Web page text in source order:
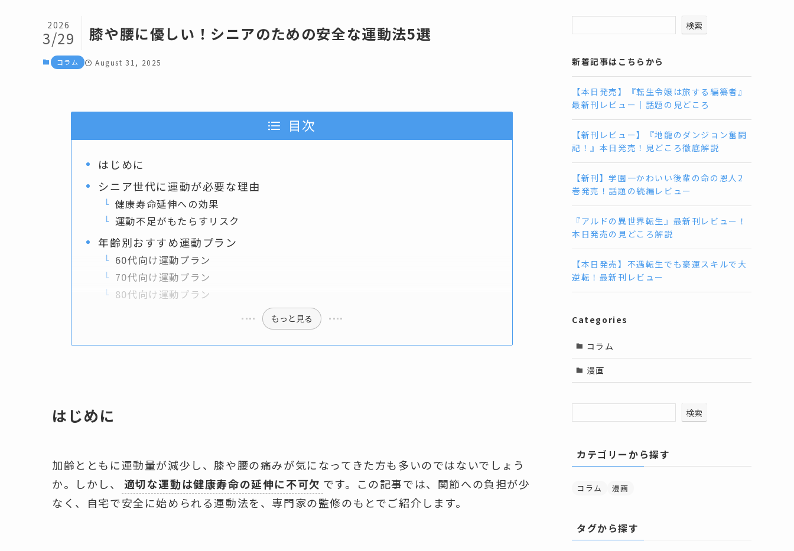
膝や腰に優しい！シニアのための安全な運動法5選
2026
3/29
コラム August 31, 2025
目次
はじめに
シニア世代に運動が必要な理由
健康寿命延伸への効果
運動不足がもたらすリスク
年齢別おすすめ運動プラン
60代向け運動プラン
70代向け運動プラン
80代向け運動プラン
もっと見る
はじめに
加齢とともに運動量が減少し、膝や腰の痛みが気になってきた方も多いのではないでしょう
か。しかし、
適切な運動は健康寿命の延伸に不可欠 です。この記事では、関節への負担が少
なく、自宅で安全に始められる運動法を、専門家の監修のもとでご紹介します。
検索
新着記事はこちらから
【本日発売】『転生令嬢は旅する編纂者』
最新刊レビュー｜話題の見どころ
【新刊レビュー】『地龍のダンジョン奮闘
記！』本日発売！見どころ徹底解説
【新刊】学園一かわいい後輩の命の恩人2
巻発売！話題の続編レビュー
『アルドの異世界転生』最新刊レビュー！
本日発売の見どころ解説
【本日発売】不遇転生でも豪運スキルで大
逆転！最新刊レビュー
Categories
コラム
漫画
検索
カテゴリーから探す
コラム 漫画
タグから探す